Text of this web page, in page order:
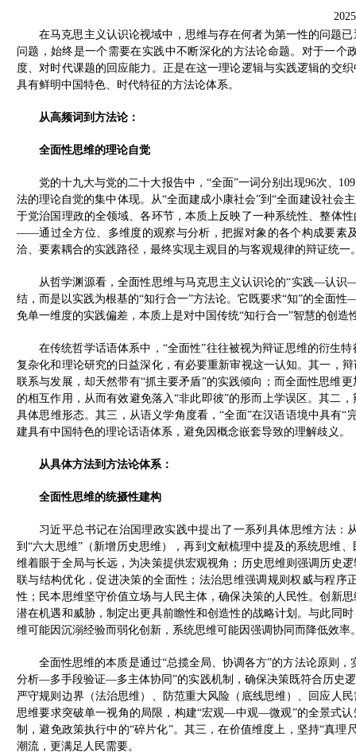
在马克思主义认识论视域中，思维与存在何者为第一性的问题
问题，始终是一个需要在实践中不断深化的方法论命题。对于一
度、对时代课题的回应能力。正是在这一理论逻辑与实践逻辑的交
具有鲜明中国特色、时代特征的方法论体系。
从高频词到方法论：
全面性思维的理论自觉
党的十九大与党的二十大报告中，“全面”一词分别出现96次、
法的理论自觉的集中体现。从“全面建成小康社会”到“全面建设社会
于党治国理政的全领域、各环节，本质上反映了一种系统性、整体
——通过全方位、多维度的观察与分析，把握对象的各个构成要
洽、要素耦合的实践路径，最终实现主观目的与客观规律的辩证统一
从哲学渊源看，全面性思维与马克思主义认识论的“实践—认
结，而是以实践为根基的“知行合一”方法论。它既要求“知”的全
免单一维度的实践偏差，本质上是对中国传统“知行合一”智慧的创
在传统哲学话语体系中，“全面性”往往被视为辩证思维的衍生
复杂化和理论研究的日益深化，有必要重新审视这一认知。其一，
联系与发展，却天然带有“抓主要矛盾”的实践倾向；而全面性思维
的相互作用，从而有效避免落入“非此即彼”的形而上学误区。其二
具体思维形态。其三，从语义学角度看，“全面”在汉语语境中具有
建具有中国特色的理论话语体系，避免因概念嵌套导致的理解歧义。
从具体方法到方法论体系：
全面性思维的统摄性建构
习近平总书记在治国理政实践中提出了一系列具体思维方法
到“六大思维”（新增历史思维），再到文献梳理中提及的系统思维
维着眼于全局与长远，为决策提供宏观视角；历史思维则强调历史
联与结构优化，促进决策的全面性；法治思维强调规则权威与程
性；民本思维坚守价值立场与人民主体，确保决策的人民性。创新
潜在机遇和威胁，制定出更具前瞻性和创造性的战略计划。与此同
维可能因沉溺经验而弱化创新，系统思维可能因强调协同而降低效率
全面性思维的本质是通过“总揽全局、协调各方”的方法论原则
分析—多手段验证—多主体协同”的实践机制，确保决策既符合历史
严守规则边界（法治思维）、防范重大风险（底线思维）、回应人
思维要求突破单一视角的局限，构建“宏观—中观—微观”的全景式
制，避免政策执行中的“碎片化”。其三，在价值维度上，坚持“真
潮流，更满足人民需要。